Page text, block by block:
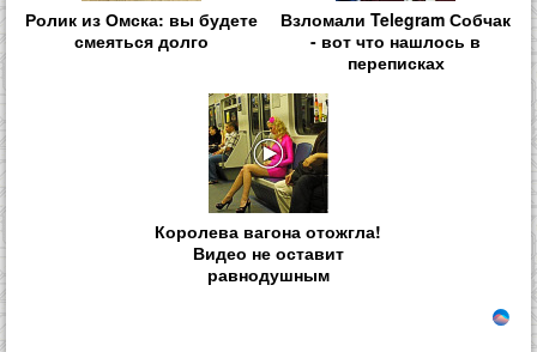
Ролик из Омска: вы будете
смеяться долго
Взломали Telegram Собчак
- вот что нашлось в
переписках
Королева вагона отожгла!
Видео не оставит
равнодушным